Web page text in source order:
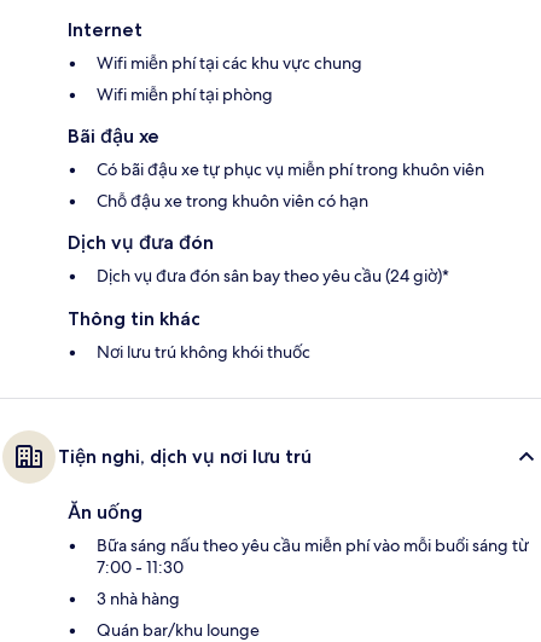
Internet
Wifi miễn phí tại các khu vực chung
Wifi miễn phí tại phòng
Bãi đậu xe
Có bãi đậu xe tự phục vụ miễn phí trong khuôn viên
Chỗ đậu xe trong khuôn viên có hạn
Dịch vụ đưa đón
Dịch vụ đưa đón sân bay theo yêu cầu (24 giờ)*
Thông tin khác
Nơi lưu trú không khói thuốc
Tiện nghi, dịch vụ nơi lưu trú
Ăn uống
Bữa sáng nấu theo yêu cầu miễn phí vào mỗi buổi sáng từ
7:00 - 11:30
3 nhà hàng
Quán bar/khu lounge